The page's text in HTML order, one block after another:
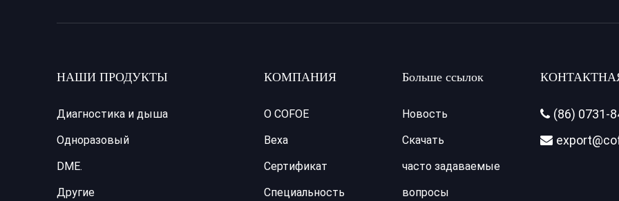
НАШИ ПРОДУКТЫ
Диагностика и дыша
Одноразовый
DME.
Другие
КОМПАНИЯ
О COFOE
Веха
Сертификат
Специальность
Больше ссылок
Новость
Скачать
часто задаваемые
вопросы
 (86) 0731-
